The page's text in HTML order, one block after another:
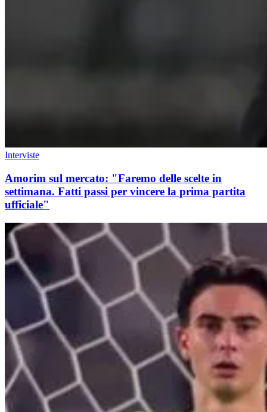
Interviste
Amorim sul mercato: "Faremo delle scelte in
settimana. Fatti passi per vincere la prima partita
ufficiale"